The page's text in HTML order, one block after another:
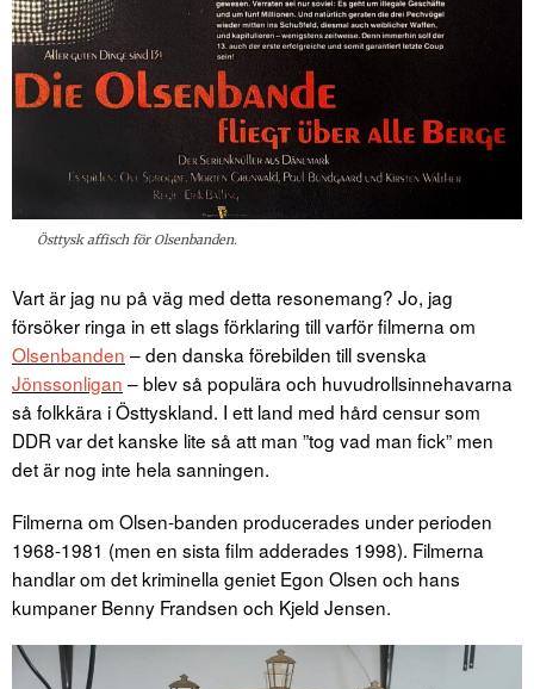
Östtysk affisch för Olsenbanden.
Vart är jag nu på väg med detta resonemang? Jo, jag
försöker ringa in ett slags förklaring till varför filmerna om
Olsenbanden – den danska förebilden till svenska
Jönssonligan – blev så populära och huvudrollsinnehavarna
så folkkära i Östtyskland. I ett land med hård censur som
DDR var det kanske lite så att man ”tog vad man fick” men
det är nog inte hela sanningen.
Filmerna om Olsen-banden producerades under perioden
1968-1981 (men en sista film adderades 1998). Filmerna
handlar om det kriminella geniet Egon Olsen och hans
kumpaner Benny Frandsen och Kjeld Jensen.